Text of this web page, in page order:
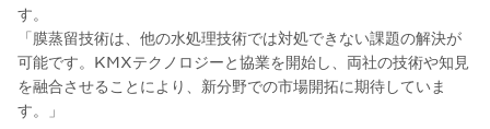
す。
「膜蒸留技術は、他の水処理技術では対処できない課題の解決が
可能です。KMXテクノロジーと協業を開始し、両社の技術や知見
を融合させることにより、新分野での市場開拓に期待していま
す。」